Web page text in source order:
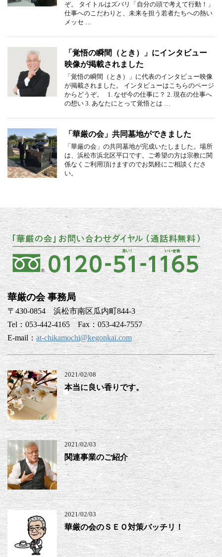
ぞ。 タイトルはズバリ「自分の頭で考えて行動！」
仕事へのこだわりと、未来を担う若者たちへの熱い
メッセ …
「覚悟の瞬間（とき）」にインタビュー
映像が掲載されました
「覚悟の瞬間（とき）」に代表のインタビュー映像
が掲載されました。 インタビューはこちらのページ
からどうぞ。 1. なぜ今の仕事に？ 2. 現在の仕事へ
の想い 3. あなたにとって覚悟とは …
「華厳の会」共同墓地ができました
「華厳の会」の共同墓地が完成いたしました。場所
は、浜松市浜北区平口です。ご希望の方は宗教に関
係なくご利用頂けますのでお気軽にご相談くださ
い。
華厳の会 事務局
〒430-0854 浜松市南区瓜内町844-3
Tel：053-442-4165 Fax：053-424-7557
E-mail： at-chikamochi@kegonkai.com
2021/02/08
本当に良い香りです。
2021/02/03
関連事業のご紹介
2021/02/03
華厳の会のＳＥＯ対策バッチリ！